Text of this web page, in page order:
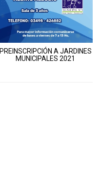
PREINSCRIPCIÓN A JARDINES
MUNICIPALES 2021